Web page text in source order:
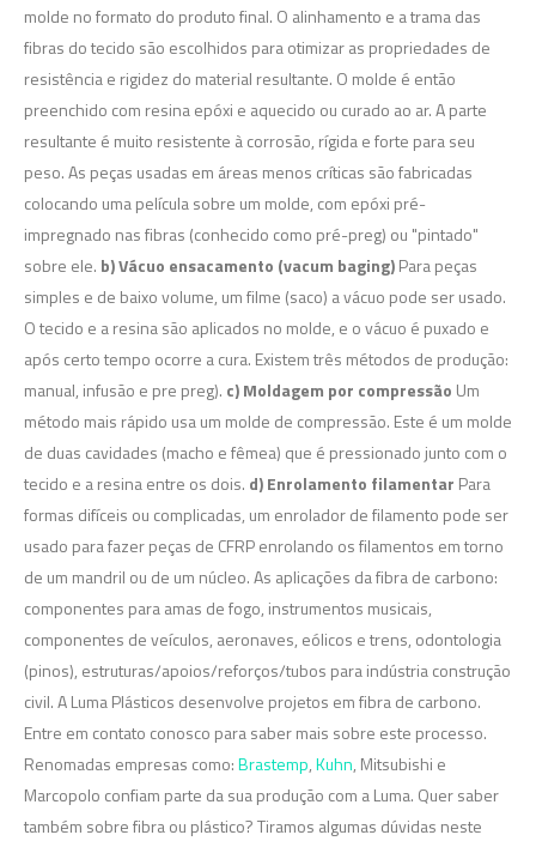
molde no formato do produto final. O alinhamento e a trama das
fibras do tecido são escolhidos para otimizar as propriedades de
resistência e rigidez do material resultante. O molde é então
preenchido com resina epóxi e aquecido ou curado ao ar. A parte
resultante é muito resistente à corrosão, rígida e forte para seu
peso. As peças usadas em áreas menos críticas são fabricadas
colocando uma película sobre um molde, com epóxi pré-
impregnado nas fibras (conhecido como pré-preg) ou "pintado"
sobre ele. b) Vácuo ensacamento (vacum baging)Para peças
simples e de baixo volume, um filme (saco) a vácuo pode ser usado.
O tecido e a resina são aplicados no molde, e o vácuo é puxado e
após certo tempo ocorre a cura. Existem três métodos de produção:
manual, infusão e pre preg). c) Moldagem por compressão Um
método mais rápido usa um molde de compressão. Este é um molde
de duas cavidades (macho e fêmea) que é pressionado junto com o
tecido e a resina entre os dois. d) Enrolamento filamentar Para
formas difíceis ou complicadas, um enrolador de filamento pode ser
usado para fazer peças de CFRP enrolando os filamentos em torno
de um mandril ou de um núcleo. As aplicações da fibra de carbono:
componentes para amas de fogo, instrumentos musicais,
componentes de veículos, aeronaves, eólicos e trens, odontologia
(pinos), estruturas/apoios/reforços/tubos para indústria construção
civil. A Luma Plásticos desenvolve projetos em fibra de carbono.
Entre em contato conosco para saber mais sobre este processo.
Renomadas empresas como:Brastemp,Kuhn, Mitsubishi e
Marcopolo confiam parte da sua produção com a Luma. Quer saber
também sobre fibra ou plástico? Tiramos algumas dúvidas neste